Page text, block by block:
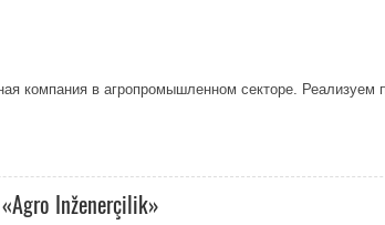
компания в агропромышленном секторе. Реализуем
Inženerçilik»